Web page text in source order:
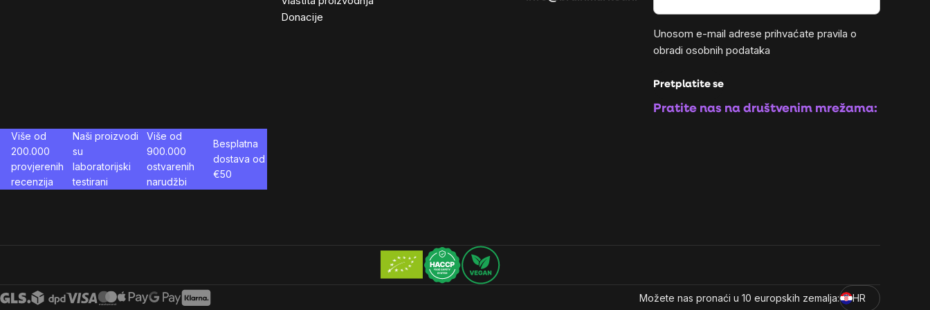
Donacije
Unosom e-mail adrese prihvaćate pravila o
obradi osobnih podataka
Pretplatite se
Pratite nas na društvenim mrežama:
Više od
200.000
provjerenih
recenzija
Naši proizvodi
su
laboratorijski
testirani
Više od
900.000
ostvarenih
narudžbi
Besplatna
dostava od
€50
Možete nas pronaći u 10 europskih zemalja: HR